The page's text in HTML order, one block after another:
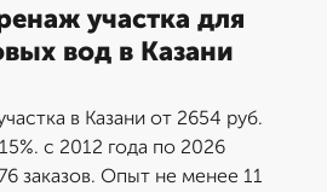
участка для
вод в Казани
в Казани от 2654 руб.
с 2012 года по 2026
заказов. Опыт не менее 11